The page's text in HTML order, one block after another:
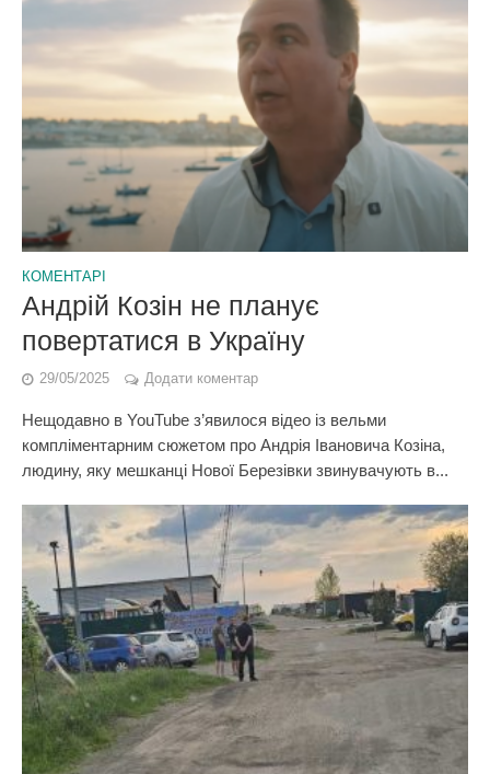
КОМЕНТАРІ
Андрій Козін не планує
повертатися в Україну
29/05/2025 Додати коментар
Нещодавно в YouTube з’явилося відео із вельми
компліментарним сюжетом про Андрія Івановича Козіна,
людину, яку мешканці Нової Березівки звинувачують в...